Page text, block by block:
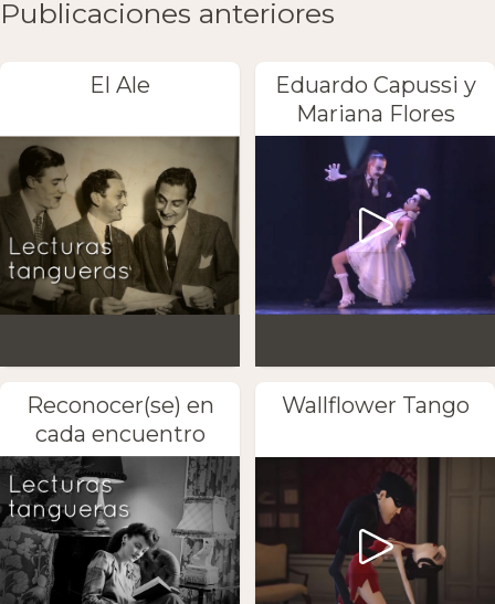
Publicaciones anteriores
El Ale
Eduardo Capussi y
Mariana Flores
Reconocer(se) en
cada encuentro
Wallflower Tango